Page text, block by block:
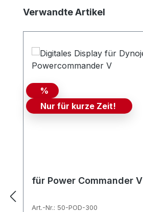
Produktgalerie überspringen
Verwandte Artikel
%
Nur für kurze Zeit!
für Power Commander V
Art.-Nr.: 50-POD-300